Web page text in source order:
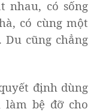
nhau, có sống
có cùng một
cũng chẳng
định dùng
bệ đỡ cho